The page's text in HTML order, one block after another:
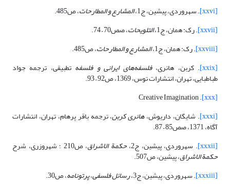
[xxvi]
. سهروردی، پیشین، ج1، المشارع و المطارحات، ص485.
[xxvii]
. رک: همان، ج1، التلویحات، صص70 – 74.
[xxviii]
. رک: همان، ج1، المشارع و المطارحات، ص485.
[xxix]
. کربن، هانری،فلسفه‌های ایرانی و فلسفه تطبیقی، ترجمه جواد
طباطبایی، تهران، انتشارات توس، 1369، ص92 – 93.
[xxx]
. Creative Imagination
[xxxi]
. شایگان، داریوش،هانری کربن، ترجمه باقر پرهام، تهران، انتشارات
آگاه، 1371، صص85 – 87.
[xxxii]
. سهروردی، پیشین، ج2، حکمة الاشراق، ص210 ؛ شهروزری، شرح
حکمة الاشراق، پیشین، ص507.
[xxxiii]
. سهروردی، پیشین، ج3، رسائل فلسفی،پرتونامه، ص30.